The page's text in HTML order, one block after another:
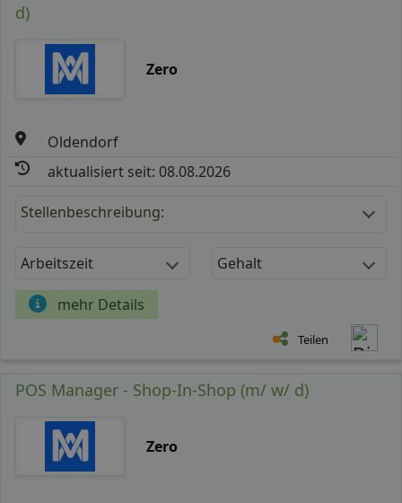
d)
Zero
Oldendorf
aktualisiert seit: 08.08.2026
Stellenbeschreibung:
Arbeitszeit Gehalt
mehr Details
Teilen
POS Manager - Shop-In-Shop (m/ w/ d)
Zero